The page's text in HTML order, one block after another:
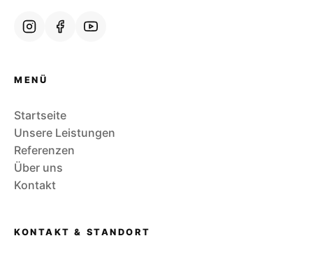
MENÜ
Startseite
Unsere Leistungen
Referenzen
Über uns
Kontakt
KONTAKT & STANDORT